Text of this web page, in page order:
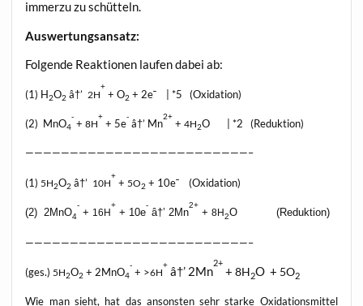
immer­zu zu schütteln.
Aus­wer­tungs­an­satz:
Fol­gen­de Reak­tio­nen lau­fen dabei ab:
(1) H2O2 â†’ 2H
+
+ O2 + 2e¯ | *5 (Oxi­da­ti­on)
(2) MnO4
-
+8H
+
+ 5e
-
â†’ Mn
2+
+4H2O | *2 (Reduk­ti­on)
—————————————————————————–
(1) 5H2O2 â†’ 10H
+
+ 5O2 + 10e¯ (Oxi­da­ti­on)
(2) 2MnO4
-
+ 16H
+
+ 10e
-
â†’ 2Mn
2+
+8H2O (Reduk­ti­on)
—————————————————————————–
(ges.) 5H2O2 + 2MnO4
-
+ >6H
+ â†’ 2Mn
2+
+8H2O + 5O2
Wie man sieht, hat das ansons­ten sehr star­ke Oxi­da­ti­ons­mit­tel